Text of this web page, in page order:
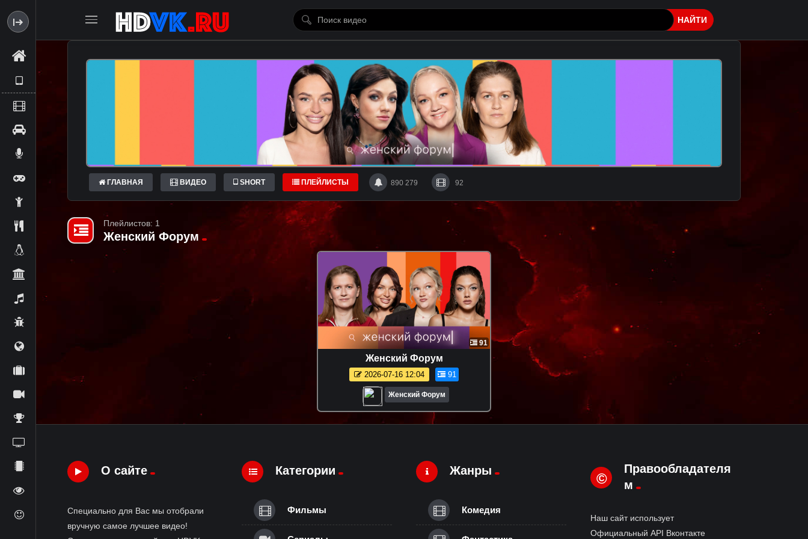
НАЙТИ
ГЛАВНАЯ ВИДЕО SHORT ПЛЕЙЛИСТЫ 890 279 92
Плейлистов: 1
Женский Форум
91
Женский Форум
2026-07-16 12:04 91
Женский Форум
О сайте
Специально для Вас мы отобрали
вручную самое лучшее видео!
Категории
Фильмы
Жанры
Комедия
©
Правообладателя
м
Наш сайт использует
Официальный API Вконтакте